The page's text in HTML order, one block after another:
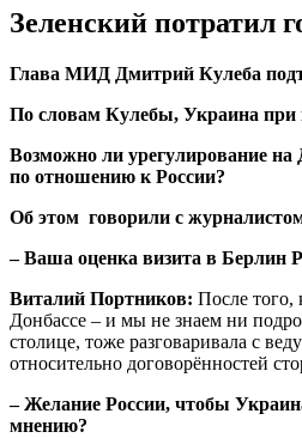
Зеленский потратил
Глава МИД Дмитрий Кулеба
По словам Кулебы, Украина при
Возможно ли урегулирование на
по отношению к России?
Об этом говорили с
– Ваша оценка визита в Берлин
Виталий Портников: После того,
Донбассе – и мы не знаем ни
столице, тоже разговаривала с
относительно договорённостей
– Желание России, чтобы
мнению?